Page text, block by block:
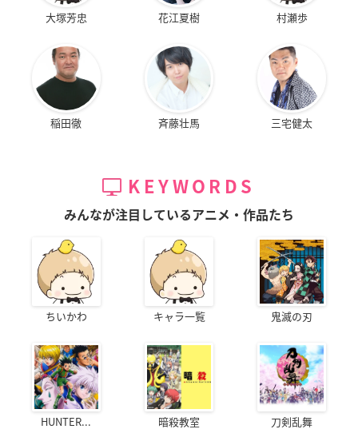
大塚芳忠 花江夏樹 村瀬歩
稲田徹 斉藤壮馬 三宅健太
KEYWORDS
みんなが注目しているアニメ・作品たち
ちいかわ キャラ一覧 鬼滅の刃
HUNTER... 暗殺教室 刀剣乱舞